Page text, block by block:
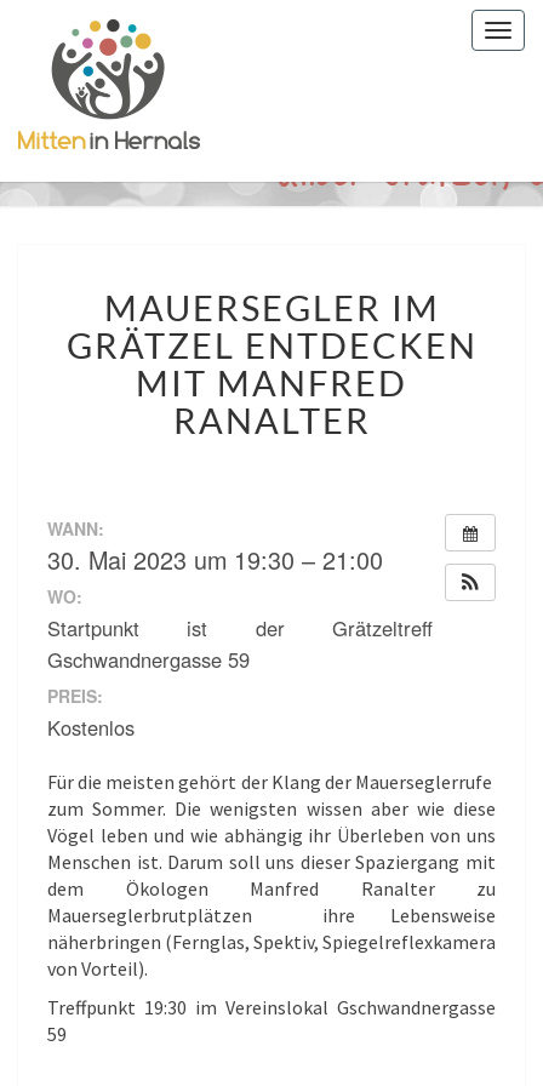
IM
GRÄTZEL
ENTDECKEN
MIT
MANFRED
RANALTER
MAUERSEGLER IM
GRÄTZEL ENTDECKEN
MIT MANFRED
RANALTER
WANN:
30. Mai 2023 um 19:30 – 21:00
WO:
Startpunkt ist der Grätzeltreff
Gschwandnergasse 59
PREIS:
Kostenlos
Für die meisten gehört der Klang der Mauerseglerrufe
zum Sommer. Die wenigsten wissen aber wie diese
Vögel leben und wie abhängig ihr Überleben von uns
Menschen ist. Darum soll uns dieser Spaziergang mit
dem Ökologen Manfred Ranalter zu
Mauerseglerbrutplätzen ihre Lebensweise
näherbringen (Fernglas, Spektiv, Spiegelreflexkamera
von Vorteil).
Treffpunkt 19:30 im Vereinslokal Gschwandnergasse
59